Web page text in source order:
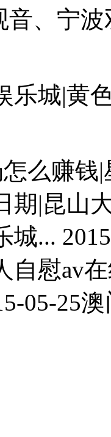
、宁
乐城|黄
么赚
期|昆山
城...
自慰av
05-25